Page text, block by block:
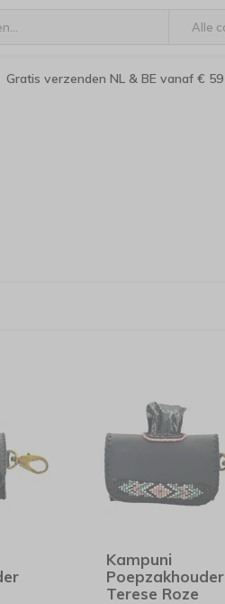
Gratis verzenden NL & BE vanaf € 59
Kampuni
Poepzakhouder
Terese Roze